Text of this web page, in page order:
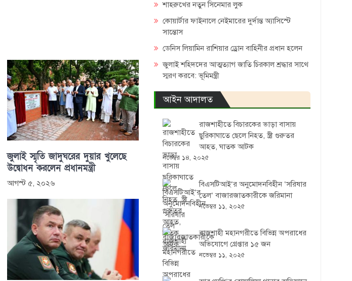
জুলাই স্মৃতি জাদুঘরের দুয়ার খুলেছে
উদ্বোধন করলেন প্রধানমন্ত্রী
আগস্ট ৫, ২০২৬
শাহরুখের নতুন সিনেমার লুক
কোয়ার্টার ফাইনালে নেইমারের দুর্দান্ত অ্যাসিস্টে
সান্তোস
ডেনিস লিয়ামিন রাশিয়ার ড্রোন বাহিনীর প্রধান হলেন
জুলাই শহিদদের আত্মত্যাগ জাতি চিরকাল শ্রদ্ধার সাথে
স্মরণ করবে: ভূমিমন্ত্রী
আইন আদালত
রাজশাহীতে বিচারকের ভাড়া বাসায়
ছুরিকাঘাতে ছেলে নিহত, স্ত্রী গুরুতর
আহত, ঘাতক আটক
নভেম্বর ১৪, ২০২৫
বিএসটিআই’র অনুমোদনবিহীন ‘সরিষার
তেল’ বাজারজাতকারীকে জরিমানা
নভেম্বর ১১, ২০২৫
রাজশাহী মহানগরীতে বিভিন্ন অপরাধের
অভিযোগে গ্রেপ্তার ১৫ জন
নভেম্বর ১১, ২০২৫